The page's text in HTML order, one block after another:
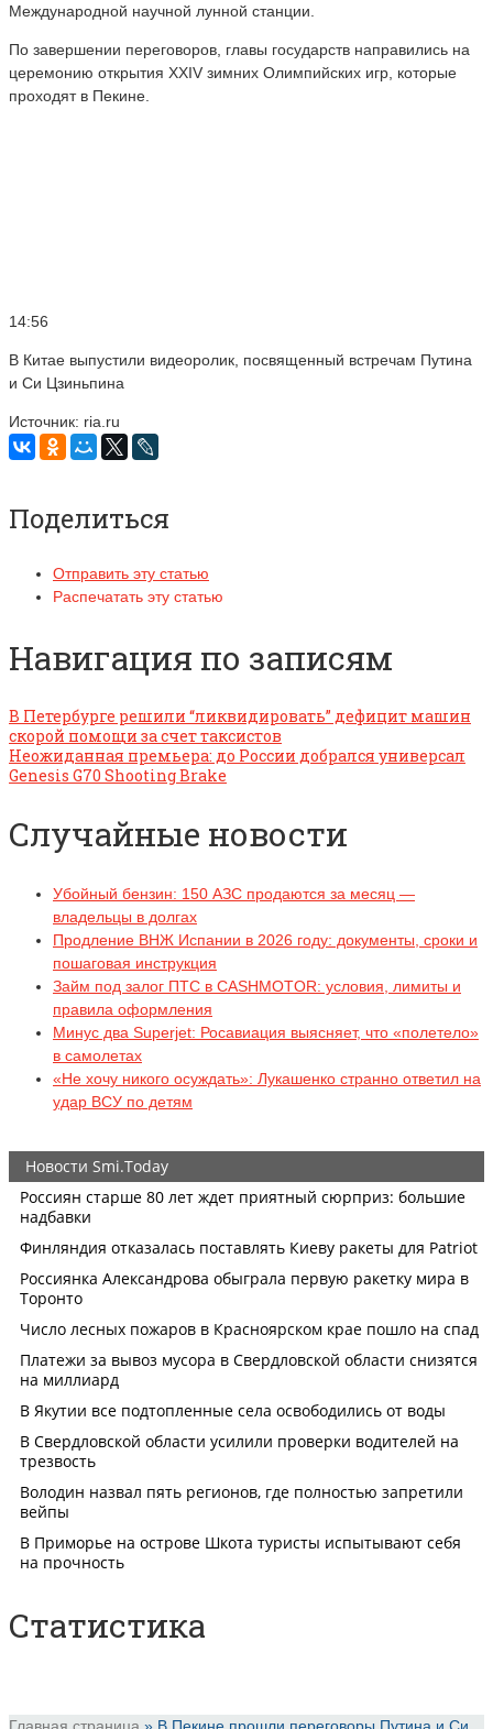
Международной научной лунной станции.
По завершении переговоров, главы государств направились на
церемонию открытия XXIV зимних Олимпийских игр, которые
проходят в Пекине.
14:56
В Китае выпустили видеоролик, посвященный встречам Путина
и Си Цзиньпина
Источник: ria.ru
Поделиться
Отправить эту статью
Распечатать эту статью
Навигация по записям
В Петербурге решили “ликвидировать” дефицит машин
скорой помощи за счет таксистов
Неожиданная премьера: до России добрался универсал
Genesis G70 Shooting Brake
Случайные новости
Убойный бензин: 150 АЗС продаются за месяц —
владельцы в долгах
Продление ВНЖ Испании в 2026 году: документы, сроки и
пошаговая инструкция
Займ под залог ПТС в CASHMOTOR: условия, лимиты и
правила оформления
Минус два Superjet: Росавиация выясняет, что «полетело»
в самолетах
«Не хочу никого осуждать»: Лукашенко странно ответил на
удар ВСУ по детям
Статистика